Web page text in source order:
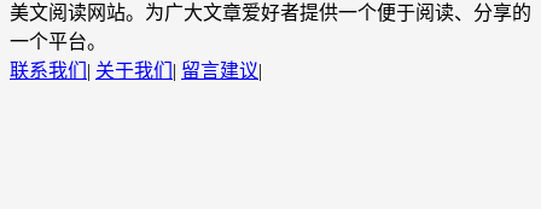
美文阅读网站。为广大文章爱好者提供一个便于阅读、分享的
一个平台。
联系我们 | 关于我们 | 留言建议|